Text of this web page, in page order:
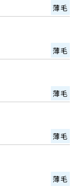
薄毛
薄毛
薄毛
薄毛
薄毛